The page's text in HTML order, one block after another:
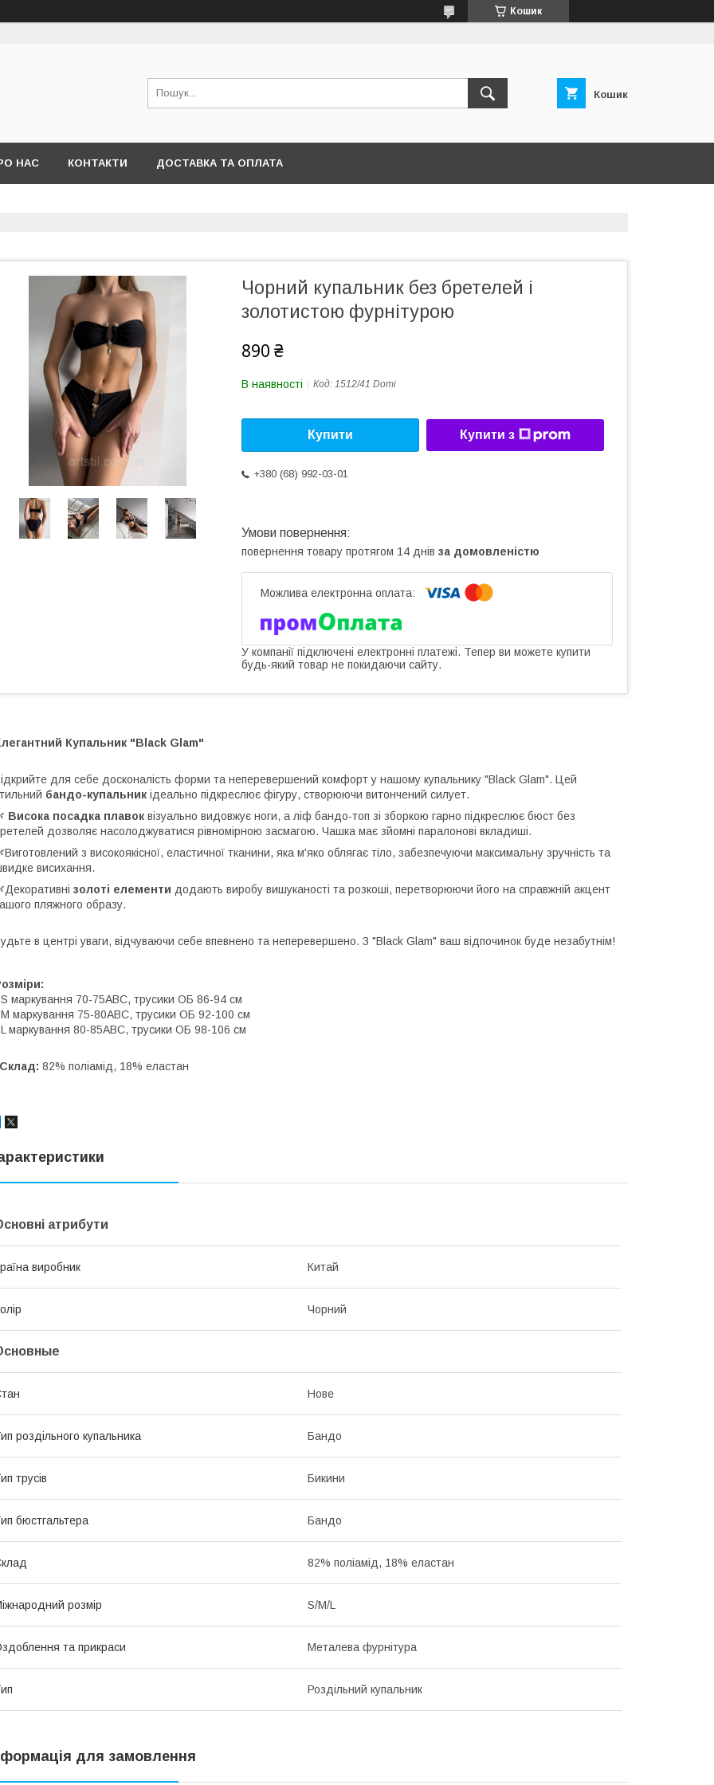
Кошик
Кошик
НАС КОНТАКТИ ДОСТАВКА ТА ОПЛАТА
Чорний купальник без бретелей і
золотистою фурнітурою
890 ₴
В наявності Код: 1512/41 Domi
Купити Купити з
+380 (68) 992-03-01
повернення товару протягом 14 днів за домовленістю
У компанії підключені електронні платежі. Тепер ви можете купити
будь-який товар не покидаючи сайту.
Купальник "Black Glam"
для себе досконалість форми та неперевершений комфорт у нашому купальнику "Black Glam". Цей
бандо-купальник ідеально підкреслює фігуру, створюючи витончений силует.
Висока посадка плавок візуально видовжує ноги, а ліф бандо-топ зі зборкою гарно підкреслює бюст без
дозволяє насолоджуватися рівномірною засмагою. Чашка має зйомні паралонові вкладиші.
з високоякісної, еластичної тканини, яка м'яко облягає тіло, забезпечуючи максимальну зручність та
висихання.
золоті елементи додають виробу вишуканості та розкоші, перетворюючи його на справжній акцент
пляжного образу.
в центрі уваги, відчуваючи себе впевнено та неперевершено. З "Black Glam" ваш відпочинок буде незабутнім!
маркування 70-75АВС, трусики ОБ 86-94 см
маркування 75-80АВС, трусики ОБ 92-100 см
маркування 80-85АBC, трусики ОБ 98-106 см
82% поліамід, 18% еластан
атрибути
виробник Китай
Чорний
Нове
роздільного купальника Бандо
трусів Бикини
бюстгальтера Бандо
82% поліамід, 18% еластан
розмір S/M/L
та прикраси Металева фурнітура
Роздільний купальник
для замовлення